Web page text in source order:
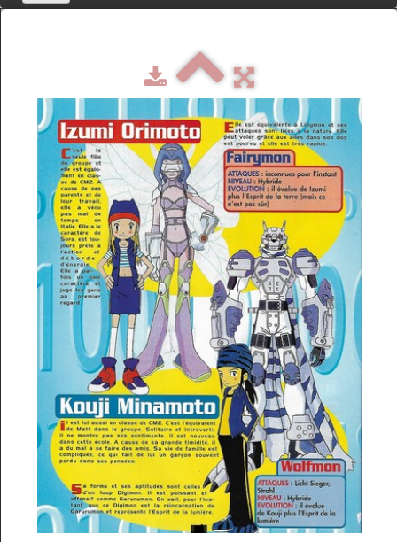
Hors-séries▼
Dorothée Blog▼
Archives TV▼
AB Hit▼
Bonus▼